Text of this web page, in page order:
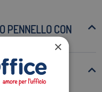
PENNELLO CON
IL
×